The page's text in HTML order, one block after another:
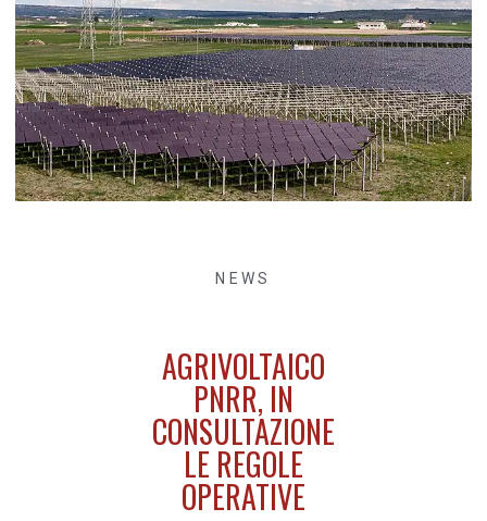
NEWS
AGRIVOLTAICO
PNRR, IN
CONSULTAZIONE
LE REGOLE
OPERATIVE